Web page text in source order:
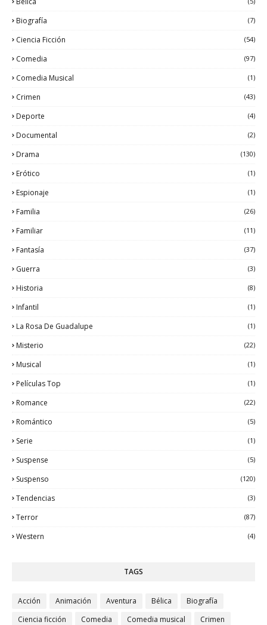
Biografía (7)
Ciencia Ficción (54)
Comedia (97)
Comedia Musical (1)
Crimen (43)
Deporte (4)
Documental (2)
Drama (130)
Erótico (1)
Espionaje (1)
Familia (26)
Familiar (11)
Fantasía (37)
Guerra (3)
Historia (8)
Infantil (1)
La Rosa De Guadalupe (1)
Misterio (22)
Musical (1)
Películas Top (1)
Romance (22)
Romántico (5)
Serie (1)
Suspense (5)
Suspenso (120)
Tendencias (3)
Terror (87)
Western (4)
TAGS
Acción Animación Aventura Bélica
Biografía
Ciencia ficción
Comedia Comedia musical
Crimen